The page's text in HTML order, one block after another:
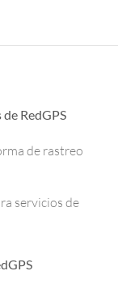
RedGPS
de rastreo
servicios de